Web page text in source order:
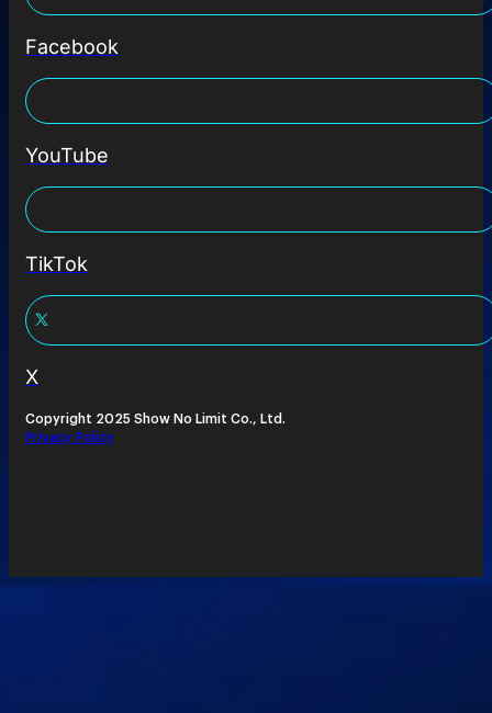
Facebook
YouTube
TikTok
X
Copyright 2025 Show No Limit Co., Ltd.
Privacy Policy